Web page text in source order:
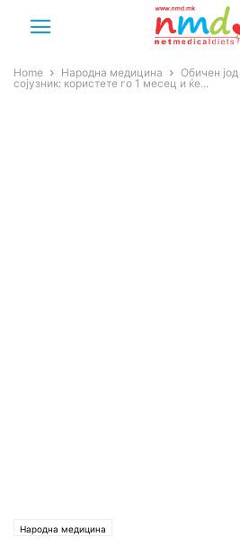
Home Народна медицина
Обичен
сојузник: користете го 1 месец и ќе...
Народна медицина